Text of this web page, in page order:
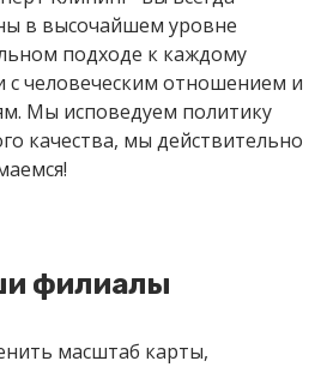
в высочайшем уровне
подходе к каждому
с человеческим отношением и
Мы исповедуем политику
качества, мы действительно
филиалы
масштаб карты,